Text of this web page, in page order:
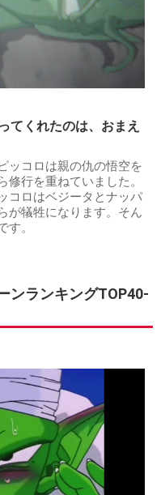
てくれたのは、おまえ
ッコロは親の仇の悟空を
行を重ねていました。
コロはベジータとナッパ
が犠牲になります。そん
。
ンランキングTOP40-